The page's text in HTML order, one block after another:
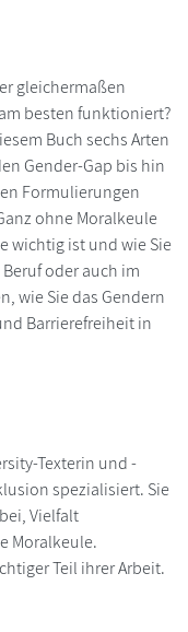
gleichermaßen
besten funktioniert?
Buch sechs Arten
Gender-Gap bis hin
Formulierungen
ohne Moralkeule
wichtig ist und wie Sie
oder auch im
wie Sie das Gendern
Barrierefreiheit in
Texterin und -
spezialisiert. Sie
Vielfalt
Moralkeule.
Teil ihrer Arbeit.